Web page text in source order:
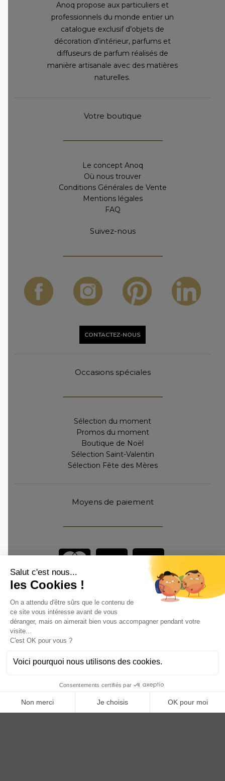
Anoq propose aux particuliers et
professionnels du monde entier un
catalogue exclusif d’objets de
décoration d’intérieur, parfums et
diffuseurs de parfum réalisés de
manière artisanale avec des matières
naturelles.
Votre boutique
Le concept Anoq
Où nous trouver
Conditions Générales de Vente
Mentions légales
FAQ
Suivez-nous
CONTACTEZ-NOUS
Occasions spéciales
Sélection du moment
Promos du moment
Boutique de Noël
Sélection Saint-Valentin
Sélection Fête des Mères
Moyens de paiement
Vous êtes un professionnel ?
Anoq bénéficie du soutien financier de la région Hauts de